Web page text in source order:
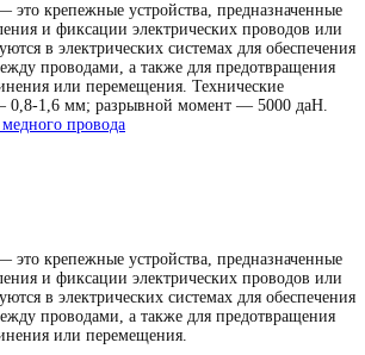
крепежные устройства, предназначенные
и фиксации электрических проводов или
в электрических системах для обеспечения
проводами, а также для предотвращения
или перемещения. Технические
0,8-1,6 мм; разрывной момент — 5000 даН.
провода
крепежные устройства, предназначенные
и фиксации электрических проводов или
в электрических системах для обеспечения
проводами, а также для предотвращения
или перемещения.